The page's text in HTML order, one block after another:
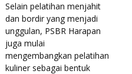
Selain pelatihan menjahit
dan bordir yang menjadi
unggulan, PSBR Harapan
juga mulai
mengembangkan pelatihan
kuliner sebagai bentuk